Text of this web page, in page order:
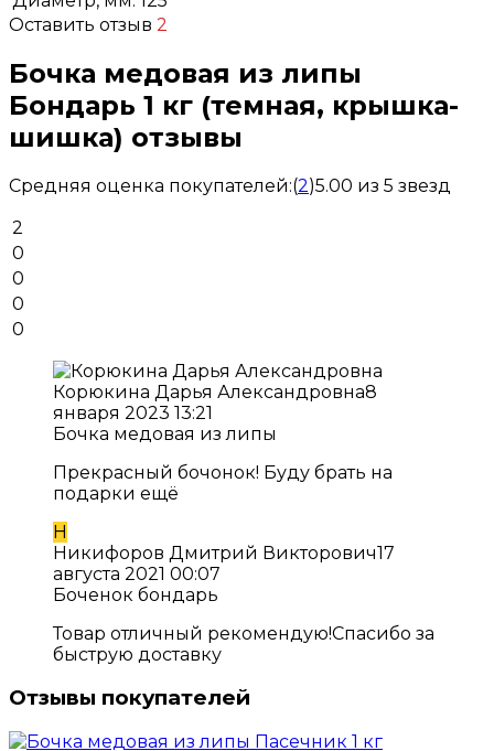
Оставить отзыв 2
Бочка медовая из липы
Бондарь 1 кг (темная, крышка-
шишка) отзывы
Средняя оценка покупателей:(2)5.00 из 5 звезд
2
0
0
0
0
Корюкина Дарья Александровна8
января 2023 13:21
Бочка медовая из липы
Прекрасный бочонок! Буду брать на
подарки ещё
Н
Никифоров Дмитрий Викторович17
августа 2021 00:07
Боченок бондарь
Товар отличный рекомендую!Спасибо за
быструю доставку
Отзывы покупателей